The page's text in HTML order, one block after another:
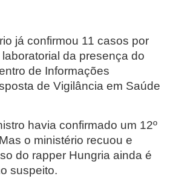
já confirmou 11 casos por
da presença do
de Informações
de Vigilância em Saúde
havia confirmado um 12º
o ministério recuou e
do rapper Hungria ainda é
suspeito.